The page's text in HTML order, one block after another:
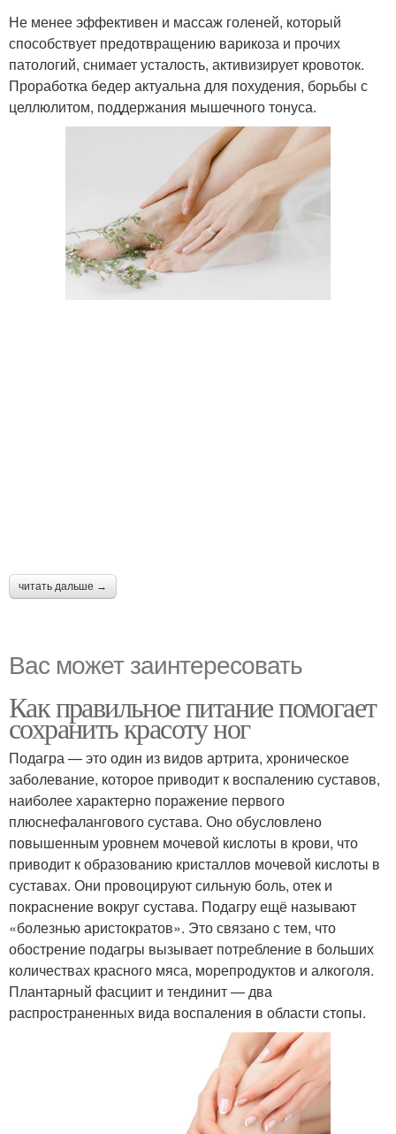
Не менее эффективен и массаж голеней, который
способствует предотвращению варикоза и прочих
патологий, снимает усталость, активизирует кровоток.
Проработка бедер актуальна для похудения, борьбы с
целлюлитом, поддержания мышечного тонуса.
читать дальше →
Вас может заинтересовать
Как правильное питание помогает
сохранить красоту ног
Подагра — это один из видов артрита, хроническое
заболевание, которое приводит к воспалению суставов,
наиболее характерно поражение первого
плюснефалангового сустава. Оно обусловлено
повышенным уровнем мочевой кислоты в крови, что
приводит к образованию кристаллов мочевой кислоты в
суставах. Они провоцируют сильную боль, отек и
покраснение вокруг сустава. Подагру ещё называют
«болезнью аристократов». Это связано с тем, что
обострение подагры вызывает потребление в больших
количествах красного мяса, морепродуктов и алкоголя.
Плантарный фасциит и тендинит — два
распространенных вида воспаления в области стопы.